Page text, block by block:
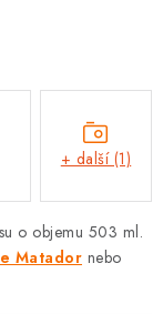
o objemu 503 ml.
Matador nebo
+ další (1)